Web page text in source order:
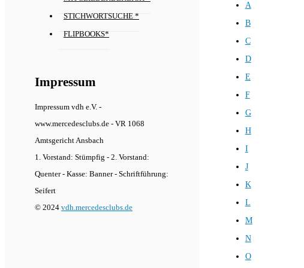
STICHWORTSUCHE *
FLIPBOOKS*
Impressum
Impressum vdh e.V. -
www.mercedesclubs.de - VR 1068
Amtsgericht Ansbach
1. Vorstand: Stümpfig - 2. Vorstand:
Quenter - Kasse: Banner - Schriftführung:
Seifert
© 2024 vdh.mercedesclubs.de
A
B
C
D
E
F
G
H
I
J
K
L
M
N
O